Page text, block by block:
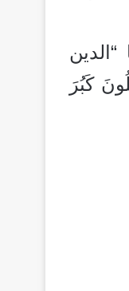
كَبُرَ